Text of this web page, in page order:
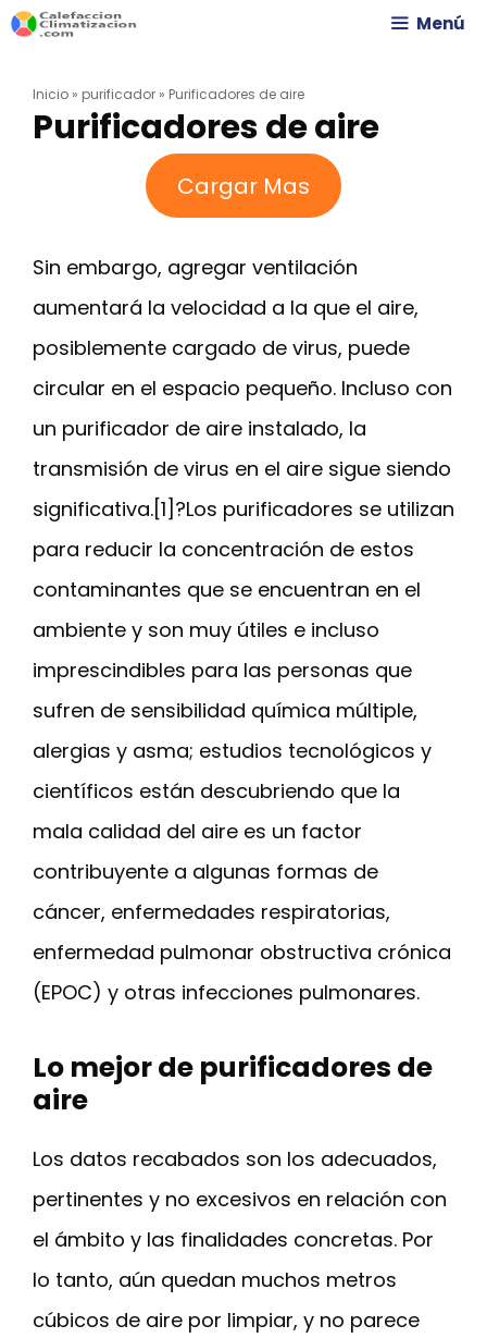
Saltar
contenido
Menú
Inicio » purificador » Purificadores de aire
Purificadores de aire
Cargar Mas
Sin embargo, agregar ventilación
aumentará la velocidad a la que el aire,
posiblemente cargado de virus, puede
circular en el espacio pequeño. Incluso con
un purificador de aire instalado, la
transmisión de virus en el aire sigue siendo
significativa.[1]?Los purificadores se utilizan
para reducir la concentración de estos
contaminantes que se encuentran en el
ambiente y son muy útiles e incluso
imprescindibles para las personas que
sufren de sensibilidad química múltiple,
alergias y asma; estudios tecnológicos y
científicos están descubriendo que la
mala calidad del aire es un factor
contribuyente a algunas formas de
cáncer, enfermedades respiratorias,
enfermedad pulmonar obstructiva crónica
(EPOC) y otras infecciones pulmonares.
Lo mejor de purificadores de
aire
Los datos recabados son los adecuados,
pertinentes y no excesivos en relación con
el ámbito y las finalidades concretas. Por
lo tanto, aún quedan muchos metros
cúbicos de aire por limpiar, y no parece